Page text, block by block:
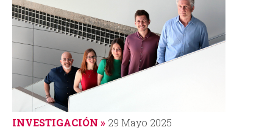
INVESTIGACIÓN 29 Mayo 2025